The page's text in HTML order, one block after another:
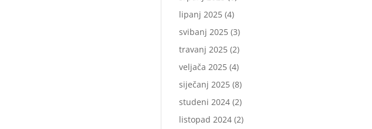
lipanj 2025 (4)
svibanj 2025 (3)
travanj 2025 (2)
veljača 2025 (4)
siječanj 2025 (8)
studeni 2024 (2)
listopad 2024 (2)